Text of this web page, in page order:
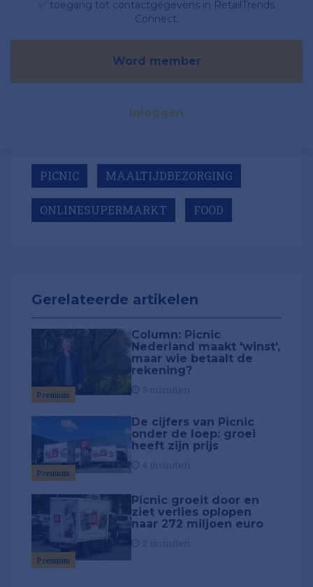
✅ toegang tot contactgegevens in RetailTrends
Connect.
Word member
Inloggen
PICNIC MAALTIJDBEZORGING
ONLINESUPERMARKT FOOD
Gerelateerde artikelen
Premium
Column: Picnic
Nederland maakt 'winst',
maar wie betaalt de
rekening?
Premium
De cijfers van Picnic
onder de loep: groei
heeft zijn prijs
Premium
Picnic groeit door en
ziet verlies oplopen
naar 272 miljoen euro